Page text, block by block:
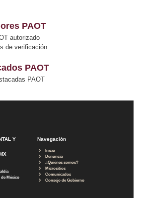
PAOT
autorizado
de verificación
PAOT
PAOT
Y
de México
Navegación
Inicio
Denuncia
¿Quiénes somos?
Micrositios
Comunicados
Consejo de Gobierno